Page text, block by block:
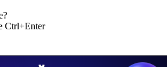
Ctrl+Enter